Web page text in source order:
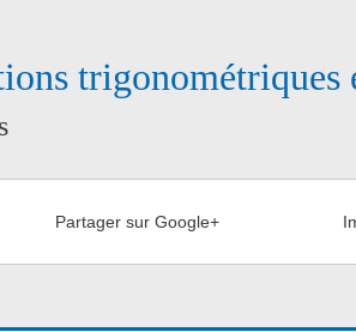
trigonométriques
Partager sur Google+